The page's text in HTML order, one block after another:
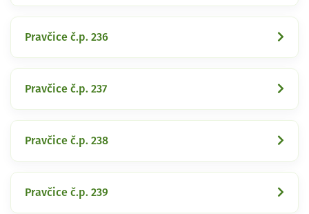
Pravčice č.p. 236
Pravčice č.p. 237
Pravčice č.p. 238
Pravčice č.p. 239